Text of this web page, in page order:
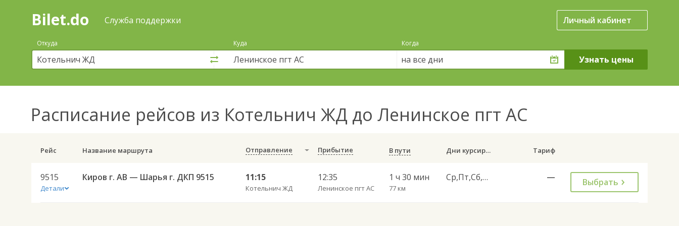
Поиск
покупка
билетов
автобус
онлайн
Bilet.do Служба поддержки Личный кабинет
Откуда Куда Когда
на все дни
Расписание рейсов из Котельнич ЖД до Ленинское пгт АС
Рейс Название маршрута Отправление Прибытие В пути Дни курсирования Тариф
9515
Детали
Киров г. АВ — Шарья г. ДКП 9515 11:15
Котельнич ЖД
12:35
Ленинское пгт АС
1 ч 30 мин
77 км
Ср,Пт,Сб,Вс — Выбрать